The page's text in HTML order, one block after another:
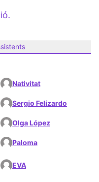
Nativitat
Sergio Felizardo
Olga López
Paloma
EVA